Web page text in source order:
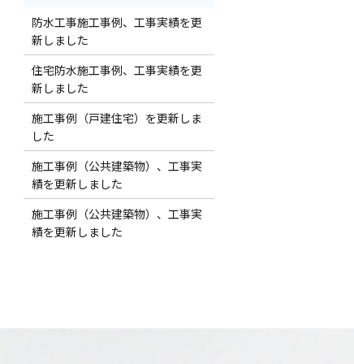
防水工事施工事例、工事実績を更
新しました
住宅防水施工事例、工事実績を更
新しました
施工事例（戸建住宅）を更新しま
した
施工事例（公共建築物）、工事実
績を更新しました
施工事例（公共建築物）、工事実
績を更新しました